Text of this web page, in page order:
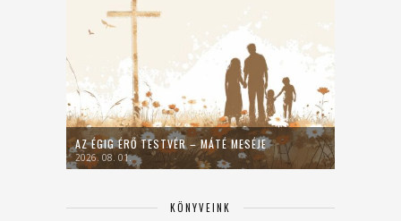
AZ ÉGIG ÉRŐ TESTVÉR – MÁTÉ MESÉJE
2026. 08. 01.
KÖNYVEINK